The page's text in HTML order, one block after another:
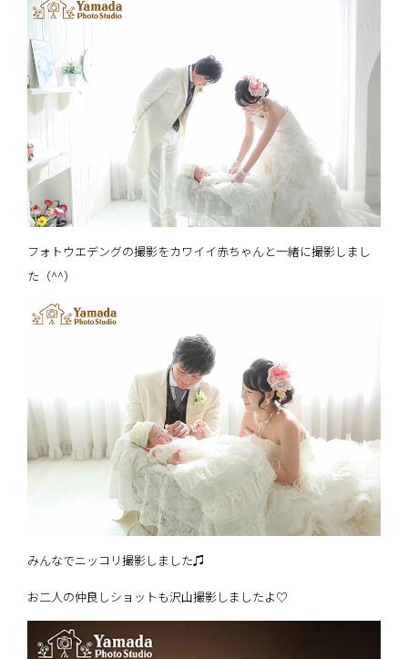
フォトウエデングの撮影をカワイイ赤ちゃんと一緒に撮影しまし
た（^^）
みんなでニッコリ撮影しました♫
お二人の仲良しショットも沢山撮影しましたよ♡